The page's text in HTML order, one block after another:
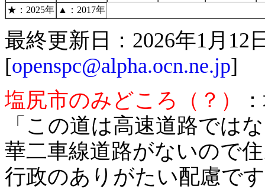
★：2025年 ▲：2017年
最終更新日：2026年1月
[openspc@alpha.ocn.ne.jp]
塩尻市のみどころ（？）
「この道は高速道路では
華二車線道路がないので
行政のありがたい配慮で